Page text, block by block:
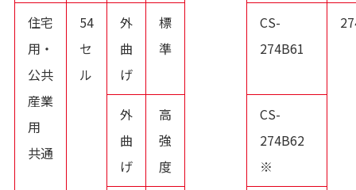
住宅
用・
公共
産業
用
共通
54
セ
ル
外
曲
げ
標
準
CS-
274B61
外
曲
げ
高
強
度
CS-
274B62
※